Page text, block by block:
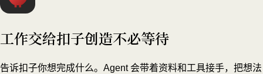
工作交给扣子创造不必等待
告诉扣子你想完成什么。Agent 会带着资料和工具接手，把想法